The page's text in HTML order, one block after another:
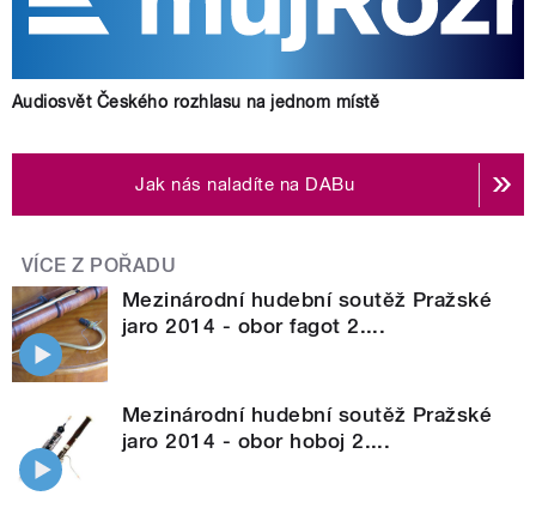
Audiosvět Českého rozhlasu na jednom místě
Jak nás naladíte na DABu
VÍCE Z POŘADU
Mezinárodní hudební soutěž Pražské
jaro 2014 - obor fagot 2....
Mezinárodní hudební soutěž Pražské
jaro 2014 - obor hoboj 2....